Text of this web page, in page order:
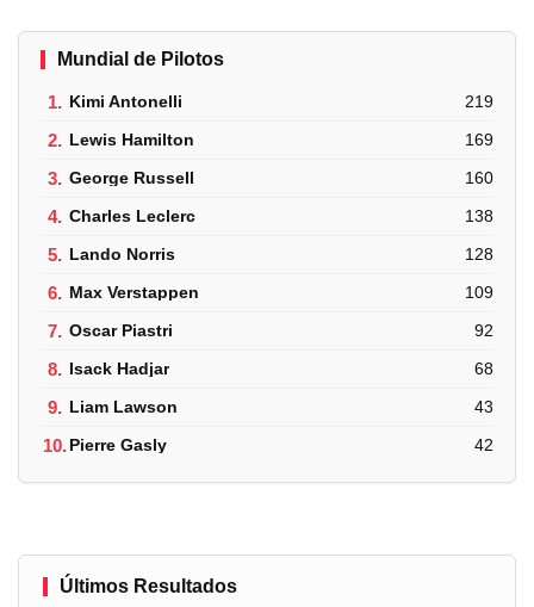
Mundial de Pilotos
1. Kimi Antonelli 219
2. Lewis Hamilton 169
3. George Russell 160
4. Charles Leclerc 138
5. Lando Norris 128
6. Max Verstappen 109
7. Oscar Piastri 92
8. Isack Hadjar 68
9. Liam Lawson 43
10.Pierre Gasly 42
Últimos Resultados